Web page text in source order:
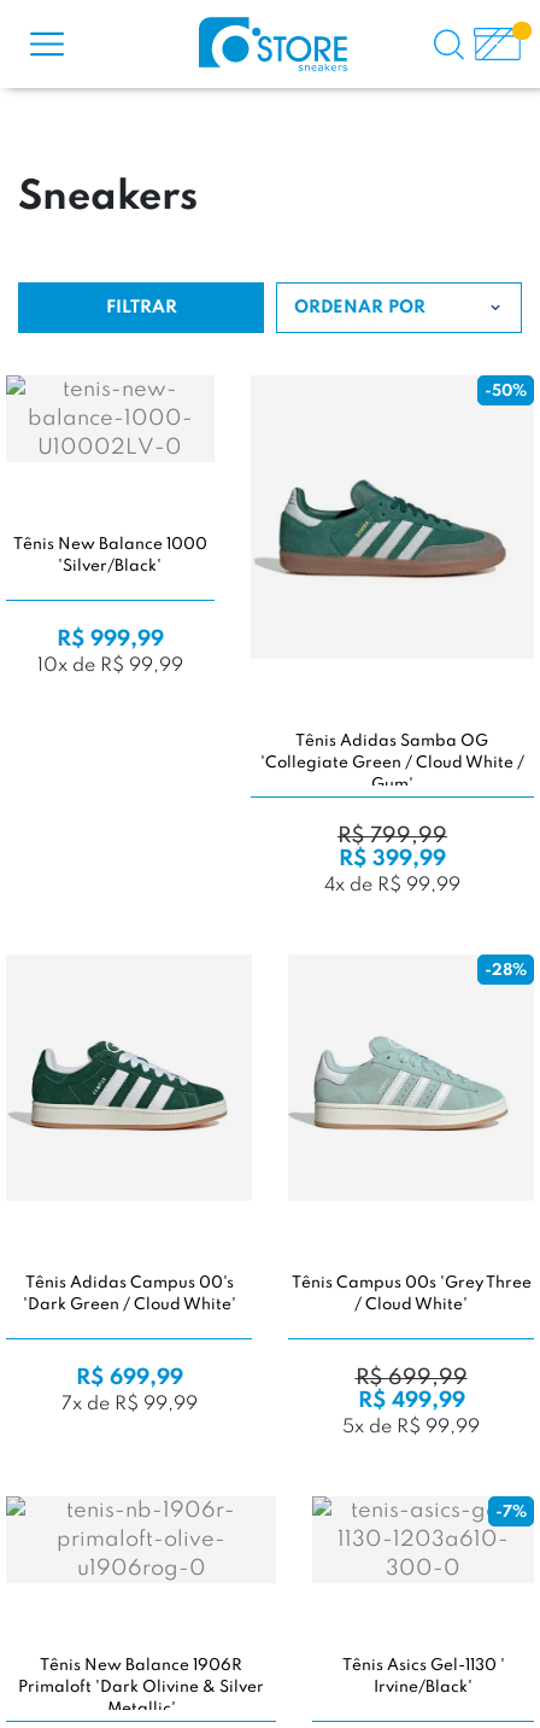
Sneakers
FILTRAR ORDENAR POR
Tênis New Balance 1000
'Silver/Black'
R$ 999,99
10x de R$ 99,99
-50%
Tênis Adidas Samba OG
'Collegiate Green / Cloud White /
Gum'
R$ 799,99
R$ 399,99
4x de R$ 99,99
Tênis Adidas Campus 00's
'Dark Green / Cloud White'
R$ 699,99
7x de R$ 99,99
-28%
Tênis Campus 00s 'Grey Three
/ Cloud White'
R$ 699,99
R$ 499,99
5x de R$ 99,99
Tênis New Balance 1906R
Primaloft 'Dark Olivine & Silver
Metallic'
-7%
Tênis Asics Gel-1130 '
Irvine/Black'